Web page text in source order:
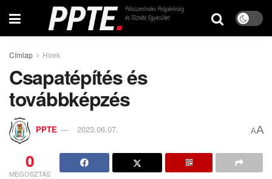
Címlap Hírek
Csapatépítés és
továbbképzés
PPTE 2023.06.07. AA
0
MEGOSZTÁS